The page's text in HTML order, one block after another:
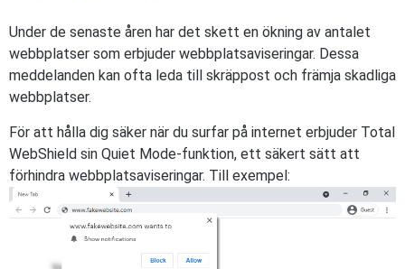
Under de senaste åren har det skett en ökning av antalet
webbplatser som erbjuder webbplatsaviseringar. Dessa
meddelanden kan ofta leda till skräppost och främja skadliga
webbplatser.
För att hålla dig säker när du surfar på internet erbjuder Total
WebShield sin Quiet Mode-funktion, ett säkert sätt att
förhindra webbplatsaviseringar. Till exempel: